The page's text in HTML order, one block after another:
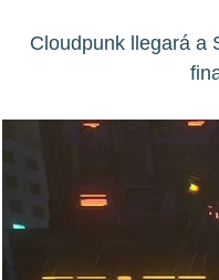
Cloudpunk llegará a